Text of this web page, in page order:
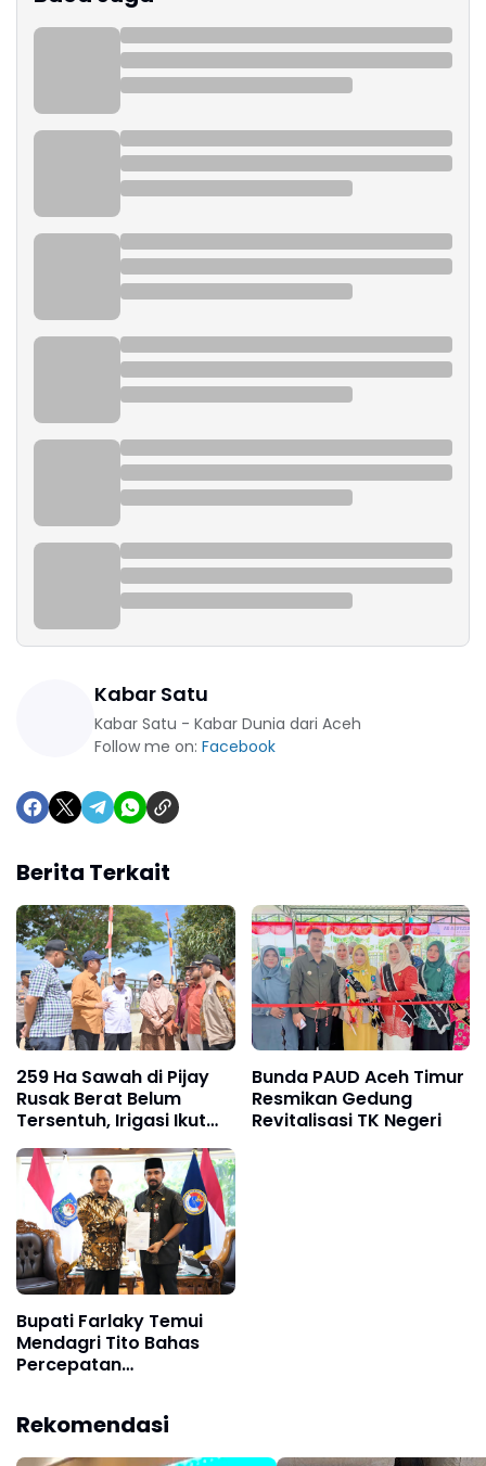
Kabar Satu
Kabar Satu - Kabar Dunia dari Aceh
Follow me on: Facebook
Berita Terkait
259 Ha Sawah di Pijay
Rusak Berat Belum
Tersentuh, Irigasi Ikut
Lumpuh
Bunda PAUD Aceh Timur
Resmikan Gedung
Revitalisasi TK Negeri
Bupati Farlaky Temui
Mendagri Tito Bahas
Percepatan
Rekomendasi